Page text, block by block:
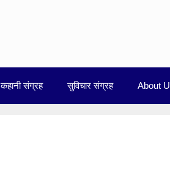
कहानी संग्रह सुविचार संग्रह About